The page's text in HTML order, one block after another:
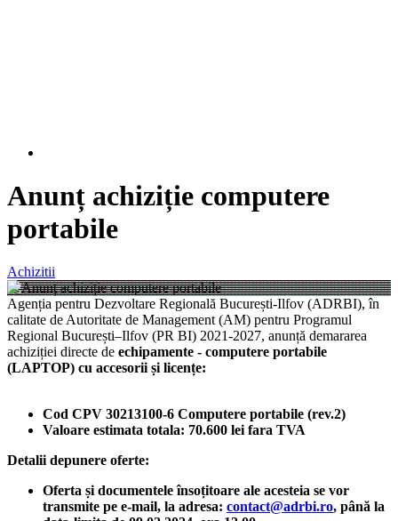
Anunț achiziție computere
portabile
Achizitii
Agenția pentru Dezvoltare Regională București-Ilfov (ADRBI), în
calitate de Autoritate de Management (AM) pentru Programul
Regional București–Ilfov (PR BI) 2021-2027, anunță demararea
achiziției directe de echipamente - computere portabile
(LAPTOP) cu accesorii și licențe:
Cod CPV 30213100-6 Computere portabile (rev.2)
Valoare estimata totala: 70.600 lei fara TVA
Detalii depunere oferte:
Oferta și documentele însoțitoare ale acesteia se vor
transmite pe e-mail, la adresa: contact@adrbi.ro, până la